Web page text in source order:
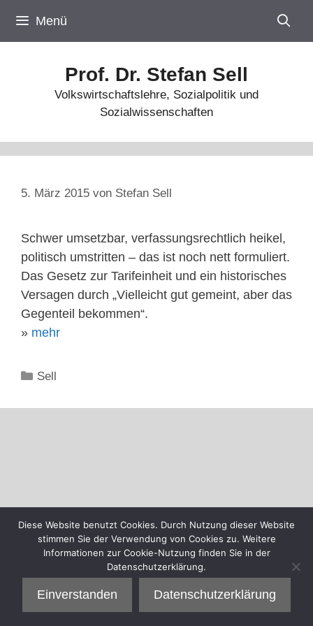
Inhalt
springen
Menü
Prof. Dr. Stefan Sell
Volkswirtschaftslehre, Sozialpolitik und
Sozialwissenschaften
5. März 2015 von Stefan Sell
Schwer umsetzbar, verfassungsrechtlich heikel,
politisch umstritten – das ist noch nett formuliert.
Das Gesetz zur Tarifeinheit und ein historisches
Versagen durch „Vielleicht gut gemeint, aber das
Gegenteil bekommen“.
» mehr
Kategorien
Sell
Diese Website benutzt Cookies. Durch Nutzung dieser Website
stimmen Sie der Verwendung von Cookies zu. Weitere
Informationen zur Cookie-Nutzung finden Sie in der
Datenschutzerklärung.
Einverstanden Datenschutzerklärung